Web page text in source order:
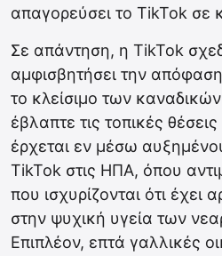
απαγορεύσει το TikTok σε
Σε απάντηση, η TikTok
αμφισβητήσει την
το κλείσιμο των
έβλαπτε τις τοπικές
έρχεται εν μέσω
TikTok στις ΗΠΑ, όπου
που ισχυρίζονται ότι έχει
στην ψυχική υγεία των
Επιπλέον, επτά γαλλικές